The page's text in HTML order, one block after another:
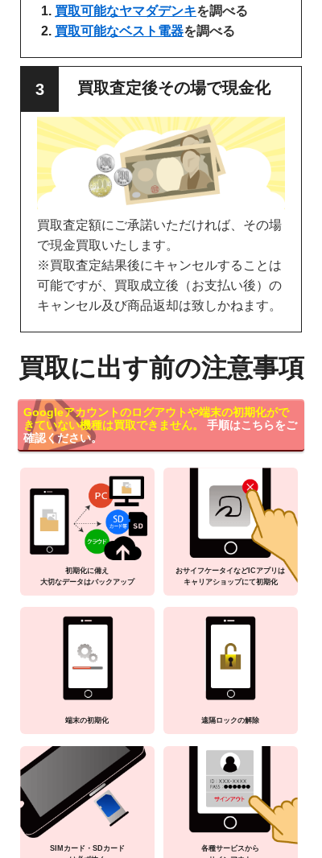
買取可能なヤマダデンキを調べる
買取可能なベスト電器を調べる
買取査定後その場で現金化
買取査定額にご承諾いただければ、その場
で現金買取いたします。
※買取査定結果後にキャンセルすることは
可能ですが、買取成立後（お支払い後）の
キャンセル及び商品返却は致しかねます。
買取に出す前の注意事項
Googleアカウントのログアウトや端末の初期化がで
きていない機種は買取できません。
手順はこちらをご
確認ください。
初期化に備え
大切なデータはバックアップ
おサイフケータイなどICアプリは
キャリアショップにて初期化
端末の初期化 遠隔ロックの解除
SIMカード・SDカード
各種サービスから